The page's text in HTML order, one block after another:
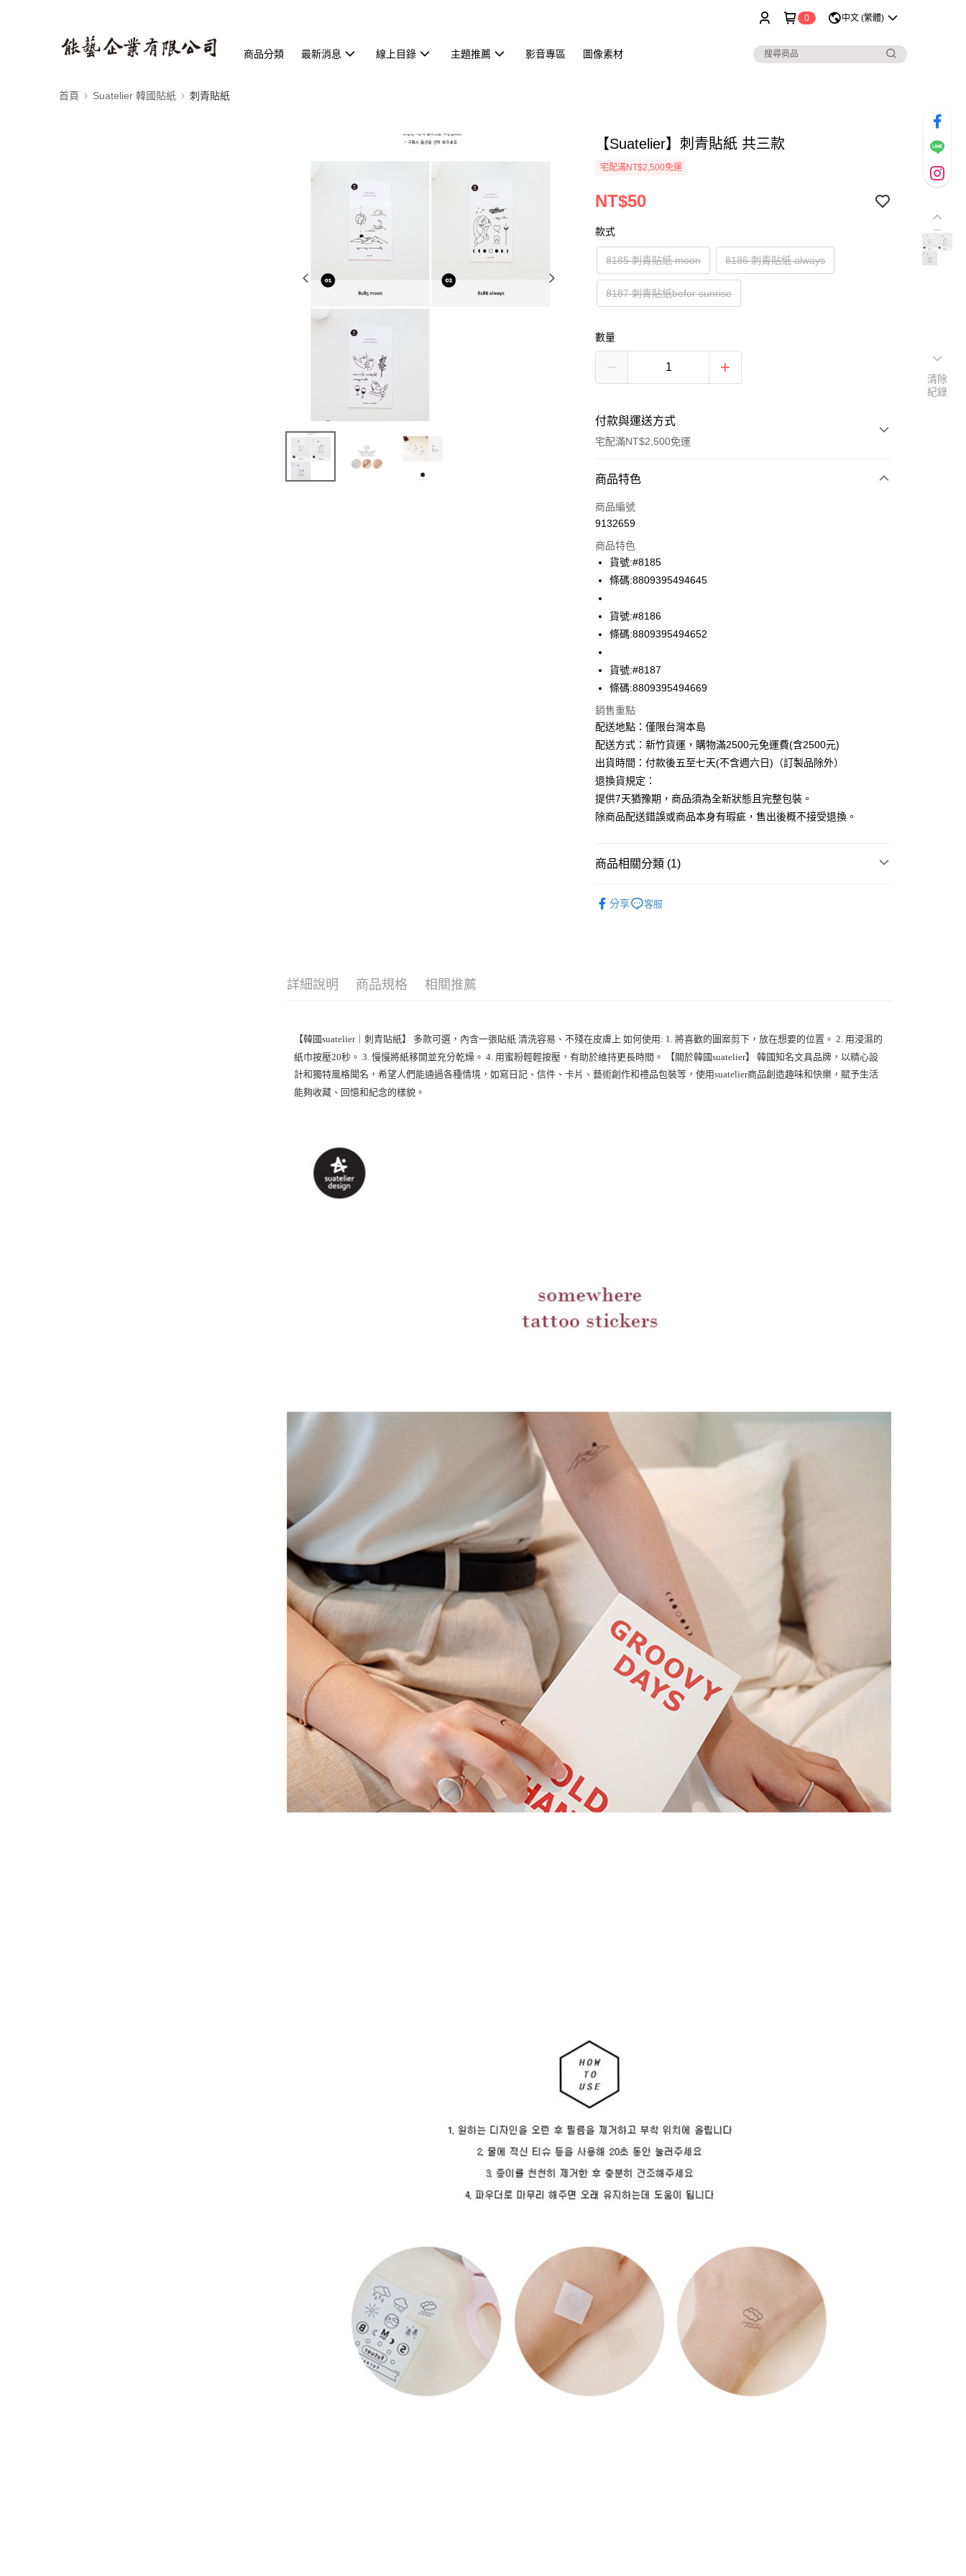
0 中文 (繁體)
商品分類 最新消息 線上目錄 主題推薦 影音專區 圖像素材
首頁 Suatelier 韓國貼紙 刺青貼紙
【Suatelier】刺青貼紙 共三款
宅配滿NT$2,500免運
NT$50
款式
8185 刺青貼紙 moon 8186 刺青貼紙 always
8187 刺青貼紙befor sunrise
數量
付款與運送方式
宅配滿NT$2,500免運
付款方式
信用卡一次付款
街口支付
悠遊付
ATM付款
下單前請先詢問庫存
每筆NT$130，滿NT$2,500(含以上)免運費
商品特色
商品編號
9132659
商品特色
貨號:#8185
條碼:8809395494645
貨號:#8186
條碼:8809395494652
貨號:#8187
條碼:8809395494669
銷售重點
配送地點：僅限台灣本島
配送方式：新竹貨運，購物滿2500元免運費(含2500元)
出貨時間：付款後五至七天(不含週六日)（訂製品除外）
退換貨規定：
提供7天猶豫期，商品須為全新狀態且完整包裝。
除商品配送錯誤或商品本身有瑕疵，售出後概不接受退換。
商品相關分類 (1)
分享
客服
詳細說明 商品規格 相關推薦
【韓國suatelier｜刺青貼紙】 多款可選，內含一張貼紙 清洗容易、不殘在皮膚上 如何使用: 1. 將喜歡的圖案剪下，放在想要的位置。 2. 用浸濕的
紙巾按壓20秒。 3. 慢慢將紙移開並充分乾燥。 4. 用蜜粉輕輕按壓，有助於維持更長時間。 【關於韓國suatelier】 韓國知名文具品牌，以精心設
計和獨特風格聞名，希望人們能通過各種情境，如寫日記、信件、卡片、藝術創作和禮品包裝等，使用suatelier商品創造趣味和快樂，賦予生活
能夠收藏、回憶和紀念的樣貌。
清除
紀錄